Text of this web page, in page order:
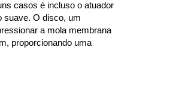
casos é incluso o atuador
suave. O disco, um
a mola membrana
proporcionando uma